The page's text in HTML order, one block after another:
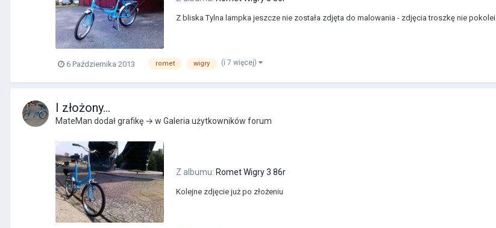
Z bliska Tylna lampka jeszcze nie została zdjęta do malowania - zdjęcia troszkę nie pokolei
6 Października 2013 romet wigry (i 7 więcej)
I złożony...
MateMan dodał grafikę → w Galeria użytkowników forum
Z albumu: Romet Wigry 3 86r
Kolejne zdjęcie już po złożeniu